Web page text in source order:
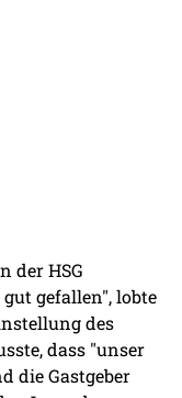
der HSG
gefallen", lobte
des
dass "unser
die Gastgeber